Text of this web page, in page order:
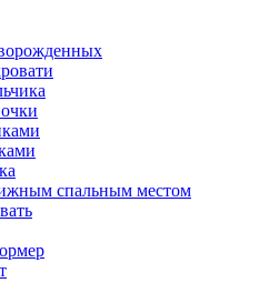
спальным местом